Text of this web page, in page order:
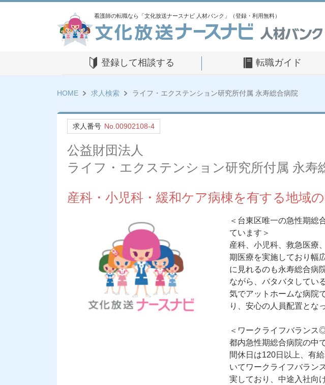
看護師の転職なら「文化放送ナースナビ 人材バンク」（登録・利用無料）
登録して相談する 転職ガイド
HOME 求人検索 ライフ・エクステンション研究所付属 永寿総合病院
求人番号 No.00902108-4
公益財団法人
ライフ・エクステンション研究所付属 永寿
産科・小児科・緩和ケア病棟を有する地域
＜台東区唯一の急性期総
ています＞
産科、小児科、救急医療
期医療を実施しており幅
に見れるのも永寿総合病
ながら、バタバタしてい
気でアットホームな病院
り、安心の人員配置とな
＜ワークライフバランス
都内急性期総合病院の中
間休日は120日以上、有
いてワークライフバラン
実しており、中途入社向